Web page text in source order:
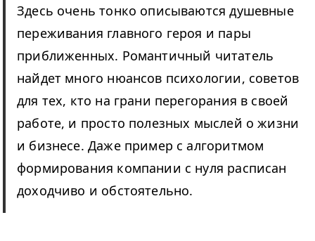
Здесь очень тонко описываются душевные
переживания главного героя и пары
приближенных. Романтичный читатель
найдет много нюансов психологии, советов
для тех, кто на грани перегорания в своей
работе, и просто полезных мыслей о жизни
и бизнесе. Даже пример с алгоритмом
формирования компании с нуля расписан
доходчиво и обстоятельно.